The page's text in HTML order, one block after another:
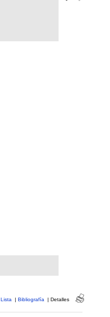
Lista | Bibliografía | Detalles